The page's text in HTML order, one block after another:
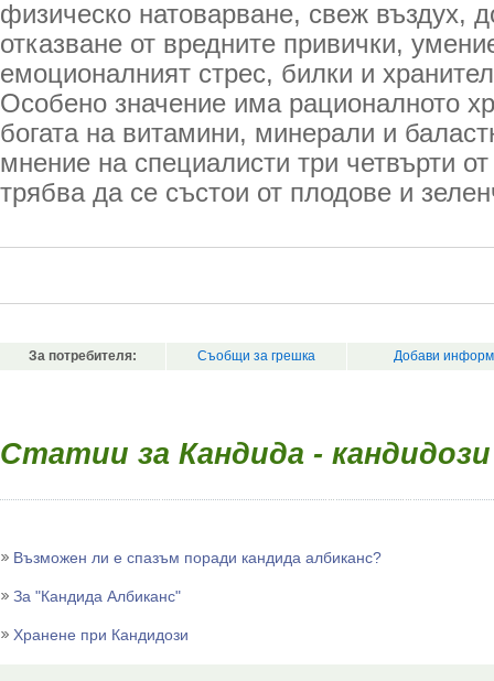
физическо натоварване, свеж въздух,
отказване от вредните привички,
емоционалният стрес, билки и
Особено значение има рационалното
богата на витамини, минерали и
мнение на специалисти три четвърти
трябва да се състои от плодове и
За потребителя: Съобщи за грешка Добави
Статии за Кандида - кандидози
Възможен ли е спазъм поради кандида албиканс?
За "Кандида Албиканс"
Хранене при Кандидози